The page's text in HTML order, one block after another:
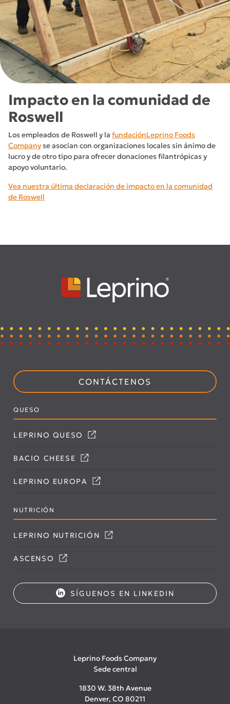
Impacto en la comunidad de
Roswell
Los empleados de Roswell y la fundaciónLeprino Foods
Companyse asocian con organizaciones locales sin ánimo de
lucro y de otro tipo para ofrecer donaciones filantrópicas y
apoyo voluntario.
Vea nuestra última declaración de impacto en la comunidad
de Roswell
CONTÁCTENOS
QUESO
LEPRINO QUESO
BACIO CHEESE
LEPRINO EUROPA
NUTRICIÓN
LEPRINO NUTRICIÓN
ASCENSO
SÍGUENOS EN LINKEDIN
Leprino Foods Company
Sede central
1830 W. 38th Avenue
Denver, CO 80211